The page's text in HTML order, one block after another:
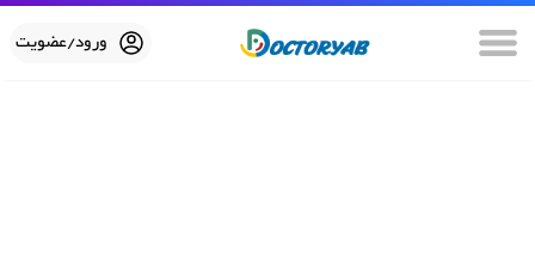
ورود/عضویت